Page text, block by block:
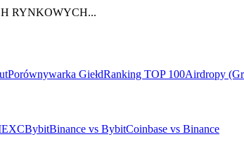
RYNKOWYCH...
Porównywarka GiełdRanking TOP 100Airdropy
BybitBinance vs BybitCoinbase vs Binance